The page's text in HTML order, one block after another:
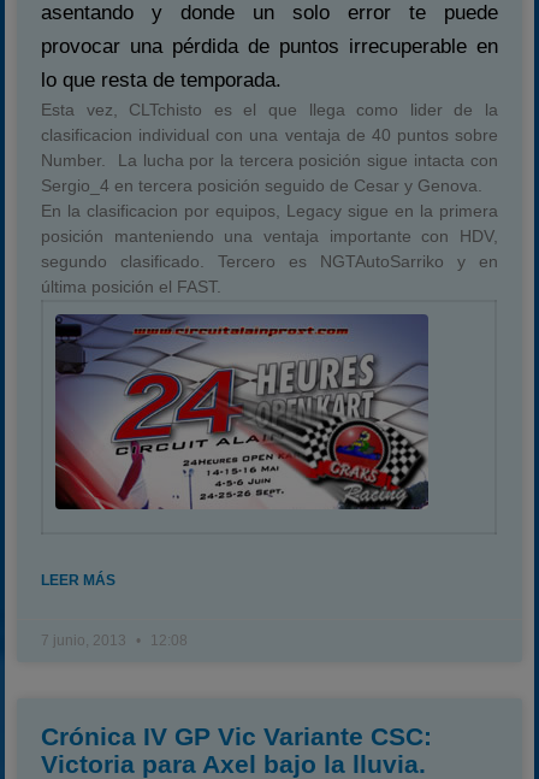
asentando y donde un solo error te puede
provocar una pérdida de puntos irrecuperable en
lo que resta de temporada.
Esta vez, CLTchisto es el que llega como lider de la
clasificacion individual con una ventaja de 40 puntos sobre
Number. La lucha por la tercera posición sigue intacta con
Sergio_4 en tercera posición seguido de Cesar y Genova.
En la clasificacion por equipos, Legacy sigue en la primera
posición manteniendo una ventaja importante con HDV,
segundo clasificado. Tercero es NGTAutoSarriko y en
última posición el FAST.
LEER MÁS
7 junio, 2013 12:08
Crónica IV GP Vic Variante CSC:
Victoria para Axel bajo la lluvia.